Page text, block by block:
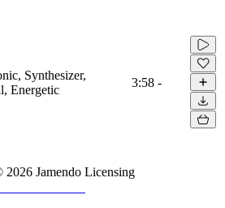
Synthesizer,
Energetic
3:58 -
2026 Jamendo Licensing